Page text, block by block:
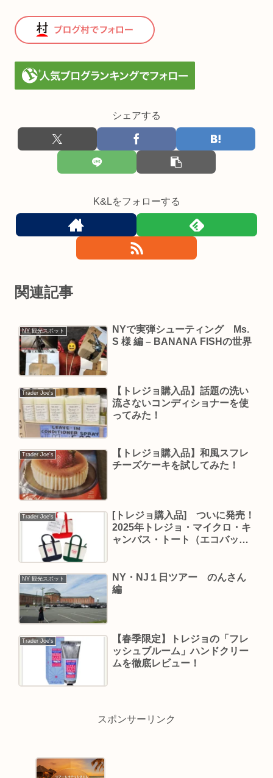
シェアする
K&Lをフォローする
関連記事
NY 観光スポット
NYで実弾シューティング Ms.
S 様 編 – BANANA FISHの世界
Trader Joe's
【トレジョ購入品】話題の洗い
流さないコンディショナーを使
ってみた！
Trader Joe's
【トレジョ購入品】和風スフレ
チーズケーキを試してみた！
Trader Joe's
[トレジョ購入品] ついに発売！
2025年トレジョ・マイクロ・キ
ャンバス・トート（エコバッグ
NY 観光スポット
NY・NJ１日ツアー のんさん
編
Trader Joe's
【春季限定】トレジョの「フレ
ッシュブルーム」ハンドクリー
ムを徹底レビュー！
スポンサーリンク